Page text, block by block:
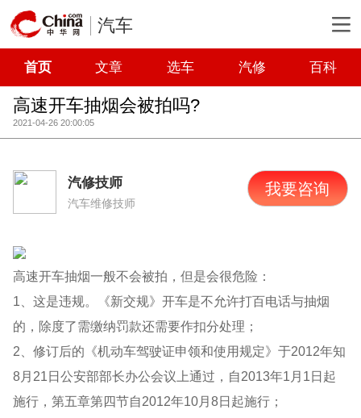
汽车
首页 文章 选车 汽修 百科
高速开车抽烟会被拍吗?
2021-04-26 20:00:05
汽修技师
汽车维修技师
我要咨询
高速开车抽烟一般不会被拍，但是会很危险：
1、这是违规。《新交规》开车是不允许打百电话与抽烟
的，除度了需缴纳罚款还需要作扣分处理；
2、修订后的《机动车驾驶证申领和使用规定》于2012年知
8月21日公安部部长办公会议上通过，自2013年1月1日起
施行，第五章第四节自2012年10月8日起施行；